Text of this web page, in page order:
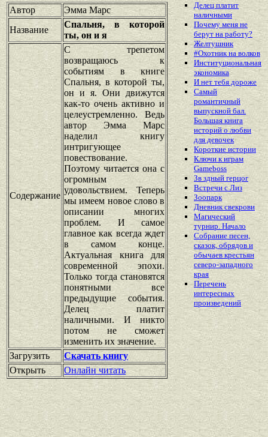
Автор
Эмма Марс
Название
Спальня, в которой
ты, он и я
Содержание
С трепетом
возвращаюсь к
событиям в книге
Спальня, в которой ты,
он и я. Они движутся
как-то очень активно и
целеустремленно. Ведь
автор Эмма Марс
наделил книгу
интригующее
повествование.
Поэтому читается она с
огромным
удовольствием. Теперь
мы имеем новое слово в
описании многих
проблем. И самое
главное как всегда ждет
в самом конце.
Актуальная книга для
современной эпохи.
Только тогда становятся
понятными все
предыдущие события.
Делец платит
наличными. И никто
потом не сможет
изменить их значение.
Загрузить
Скачать книгу
Открыть
Онлайн читать
Делец платит
наличными
Почему меня не
берут на работу?
Желтушник
#Охотник на волков
Институциональная
экономика
И нет тебя дороже
Самый
романтичный
выпускной бал.
Большая книга
историй о любви
для девочек
Короткие истории
Ключи к играм
Gameboss
Зв здный герцог
Встречи с Лиз
Зоопарк
Дневник свекрови
Магический
турнир. Начало
Собрание песен,
сказок, обрядов и
обычаев крестьян
северо-западного
края
Перечень
интересных
произведений